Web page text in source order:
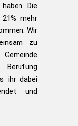
Die
mehr
Wir
zu
ihr dabei
und